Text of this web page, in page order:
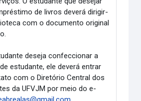
de livros deverá dirigir-
com o documento original
deseja confeccionar a
estudante, ele deverá entrar
com o Diretório Central dos
da UFVJM por meio do e-